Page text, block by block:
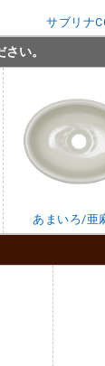
サブリナ
い。
あまいろ/亜